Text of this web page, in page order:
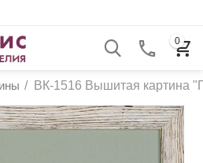
0
/ ВК-1516 Вышитая картина